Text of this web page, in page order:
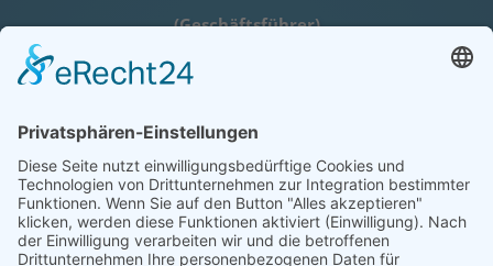
(Geschäftsführer)
Tel.: +49 (0) 172 / 6842635
Öffnungszeiten
nach telefonischer Vereinbarung